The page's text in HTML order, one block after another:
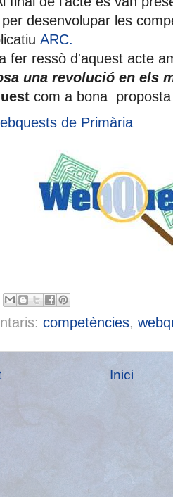
desenvolupar les
ARC.
fer ressò d'aquest acte
una revolució en els
com a bona
de Primària
competències,
Inici